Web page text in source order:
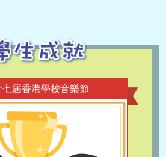
七屆香港學校音樂節